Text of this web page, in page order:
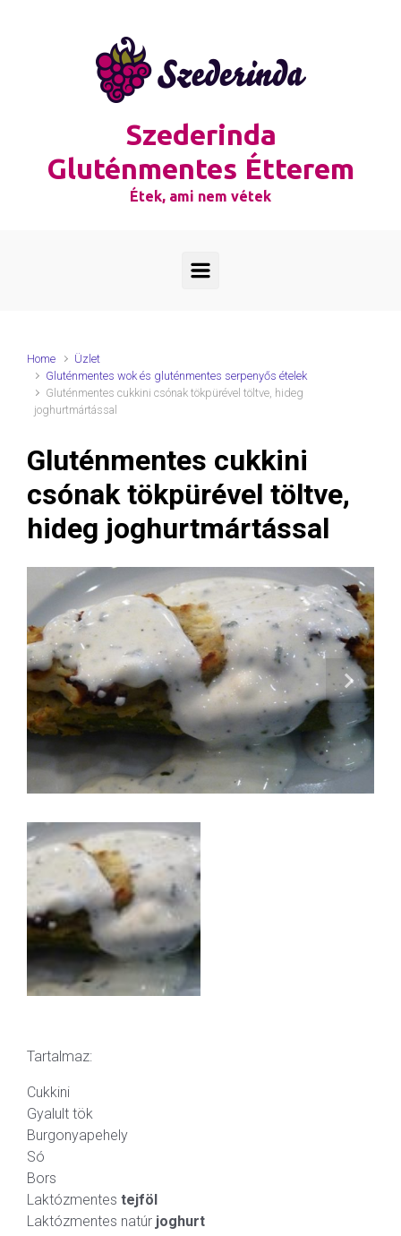
Szederinda
Gluténmentes Étterem
Étek, ami nem vétek
Home
Üzlet
Gluténmentes wok és gluténmentes serpenyős ételek
Gluténmentes cukkini csónak tökpürével töltve, hideg
joghurtmártással
Gluténmentes cukkini
csónak tökpürével töltve,
hideg joghurtmártással
Next
Tartalmaz:
Cukkini
Gyalult tök
Burgonyapehely
Só
Bors
Laktózmentes tejföl
Laktózmentes natúr joghurt